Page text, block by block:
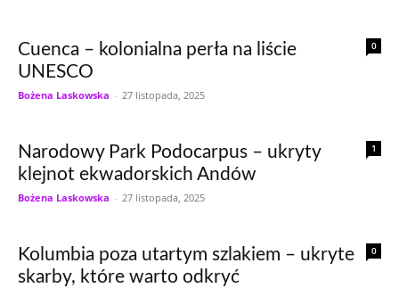
0
Cuenca – kolonialna perła na liście
UNESCO
Bożena Laskowska - 27 listopada, 2025
1
Narodowy Park Podocarpus – ukryty
klejnot ekwadorskich Andów
Bożena Laskowska - 27 listopada, 2025
0
Kolumbia poza utartym szlakiem – ukryte
skarby, które warto odkryć